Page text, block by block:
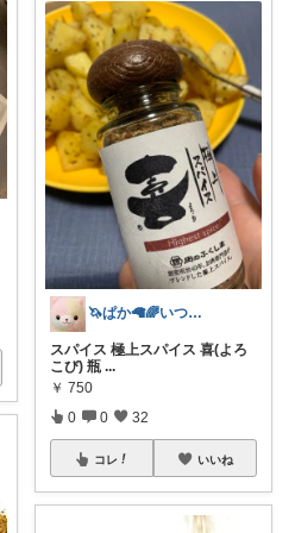
🦄ぱか🦙🌈いつもありがとう♥️
スパイス 極上スパイス 喜(よろ
こび) 瓶 ...
￥ 750
0 0 32
コレ いいね